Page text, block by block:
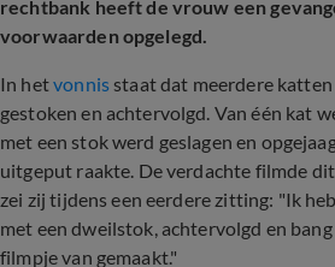
rechtbank heeft de vrouw een
voorwaarden opgelegd.
In hetvonnisstaat dat meerdere katten
gestoken en achtervolgd. Van één kat
met een stok werd geslagen en
uitgeput raakte. De verdachte filmde
zei zij tijdens een eerdere zitting: "Ik
met een dweilstok, achtervolgd en
filmpje van gemaakt."